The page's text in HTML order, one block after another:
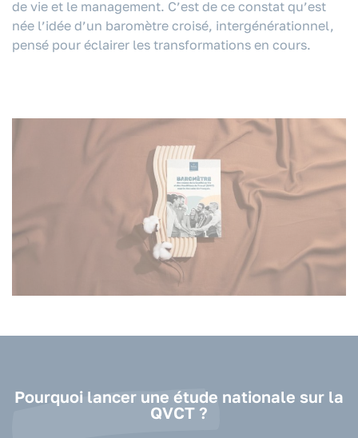
de vie et le management. C’est de ce constat qu’est
née l’idée d’un baromètre croisé, intergénérationnel,
pensé pour éclairer les transformations en cours.
Pourquoi lancer une étude nationale sur la
QVCT ?